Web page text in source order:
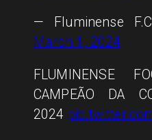
— Fluminense
March 1, 2024
FLUMINENSE
CAMPEÃO DA
2024